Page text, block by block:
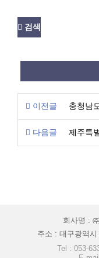
검색
이전글 충청남
다음글 제주특
회사명 :
주소 : 대구광역
Tel : 053-